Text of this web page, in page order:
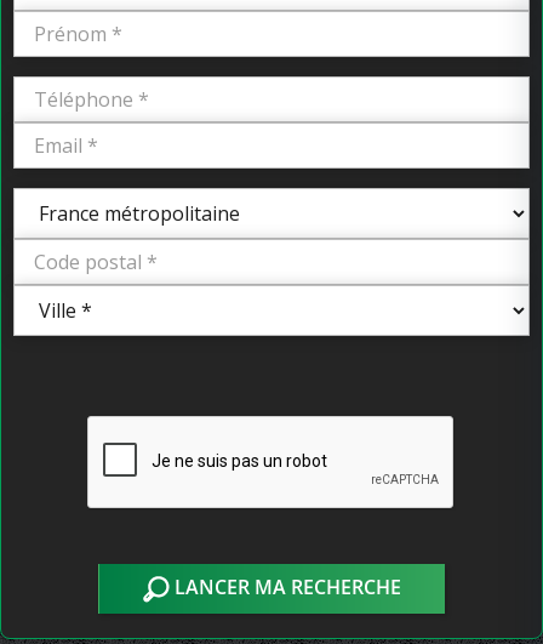
LANCER MA RECHERCHE